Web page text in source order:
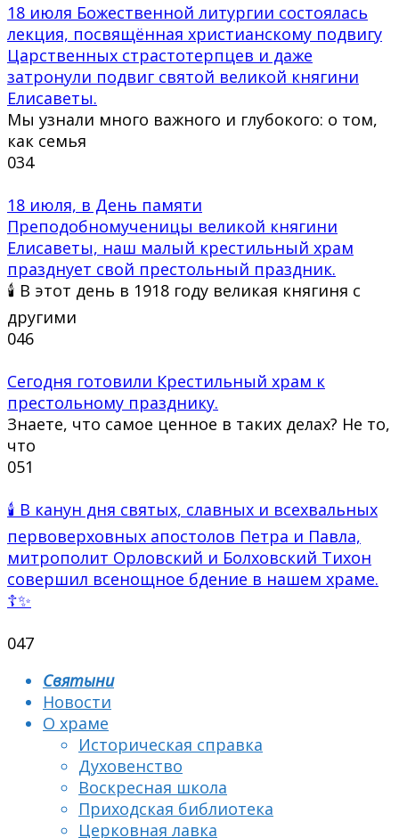
18 июля Божественной литургии состоялась
лекция, посвящённая христианскому подвигу
Царственных страстотерпцев и даже
затронули подвиг святой великой княгини
Елисаветы.
Мы узнали много важного и глубокого: о том,
как семья
034
18 июля, в День памяти
Преподобномученицы великой княгини
Елисаветы, наш малый крестильный храм
празднует свой престольный праздник.
🕯 В этот день в 1918 году великая княгиня с
другими
046
Сегодня готовили Крестильный храм к
престольному празднику.
Знаете, что самое ценное в таких делах? Не то,
что
051
🕯 В канун дня святых, славных и всехвальных
первоверховных апостолов Петра и Павла,
митрополит Орловский и Болховский Тихон
совершил всенощное бдение в нашем храме.
☦✨
047
Святыни
Новости
О храме
Историческая справка
Духовенство
Воскресная школа
Приходская библиотека
Церковная лавка